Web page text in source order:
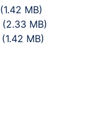
(1.42 MB)
(2.33 MB)
(1.42 MB)